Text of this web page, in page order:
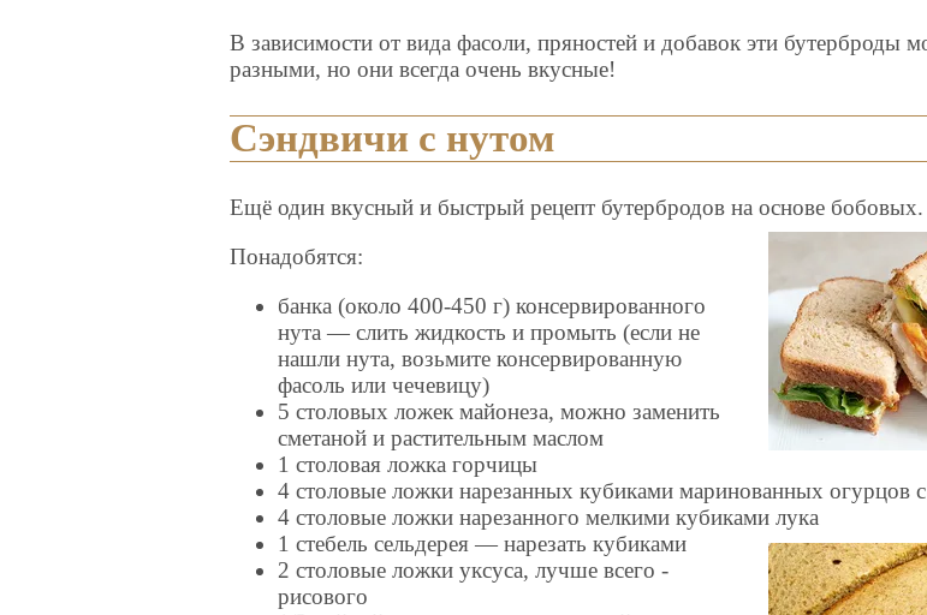
В зависимости от вида фасоли, пряностей и добавок эти бутерброды
разными, но они всегда очень вкусные!
Сэндвичи с нутом
Ещё один вкусный и быстрый рецепт бутербродов на основе бобовых.
Понадобятся:
банка (около 400-450 г) консервированного
нута — слить жидкость и промыть (если не
нашли нута, возьмите консервированную
фасоль или чечевицу)
5 столовых ложек майонеза, можно заменить
сметаной и растительным маслом
1 столовая ложка горчицы
4 столовые ложки нарезанных кубиками маринованных огурцов
4 столовые ложки нарезанного мелкими кубиками лука
1 стебель сельдерея — нарезать кубиками
2 столовые ложки уксуса, лучше всего -
рисового